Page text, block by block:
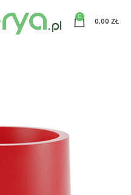
0
0,00 ZŁ